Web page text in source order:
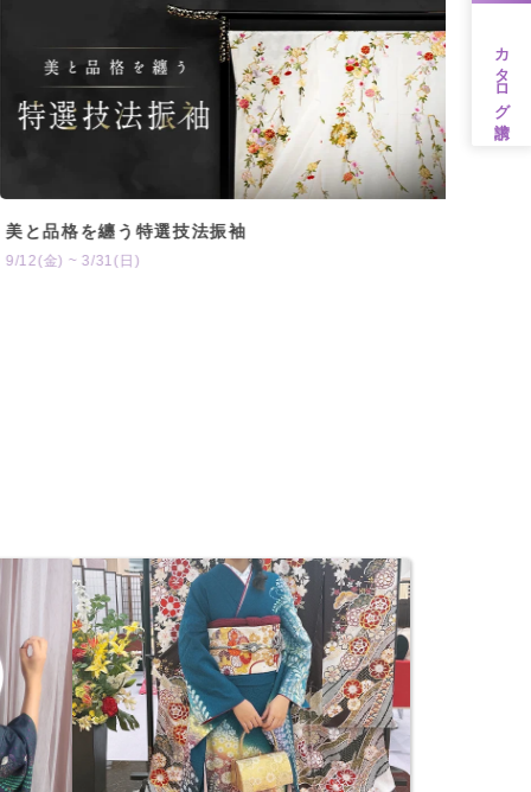
美と品格を纏う特選技法振袖
9/12(金) ~ 3/31(日)
カタログ請求